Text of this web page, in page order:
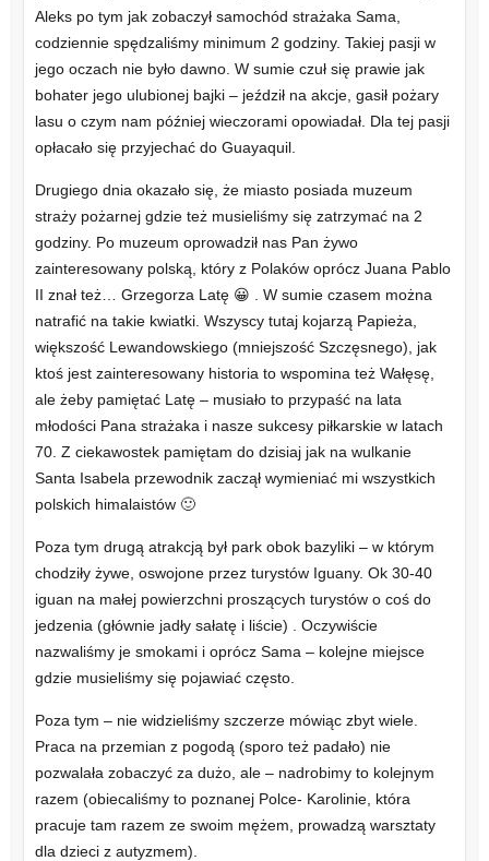
Aleks po tym jak zobaczył samochód strażaka Sama,
codziennie spędzaliśmy minimum 2 godziny. Takiej pasji w
jego oczach nie było dawno. W sumie czuł się prawie jak
bohater jego ulubionej bajki – jeździł na akcje, gasił pożary
lasu o czym nam później wieczorami opowiadał. Dla tej pasji
opłacało się przyjechać do Guayaquil.
Drugiego dnia okazało się, że miasto posiada muzeum
straży pożarnej gdzie też musieliśmy się zatrzymać na 2
godziny. Po muzeum oprowadził nas Pan żywo
zainteresowany polską, który z Polaków oprócz Juana Pablo
II znał też… Grzegorza Latę 😀 . W sumie czasem można
natrafić na takie kwiatki. Wszyscy tutaj kojarzą Papieża,
większość Lewandowskiego (mniejszość Szczęsnego), jak
ktoś jest zainteresowany historia to wspomina też Wałęsę,
ale żeby pamiętać Latę – musiało to przypaść na lata
młodości Pana strażaka i nasze sukcesy piłkarskie w latach
70. Z ciekawostek pamiętam do dzisiaj jak na wulkanie
Santa Isabela przewodnik zaczął wymieniać mi wszystkich
polskich himalaistów 🙂
Poza tym drugą atrakcją był park obok bazyliki – w którym
chodziły żywe, oswojone przez turystów Iguany. Ok 30-40
iguan na małej powierzchni proszących turystów o coś do
jedzenia (głównie jadły sałatę i liście) . Oczywiście
nazwaliśmy je smokami i oprócz Sama – kolejne miejsce
gdzie musieliśmy się pojawiać często.
Poza tym – nie widzieliśmy szczerze mówiąc zbyt wiele.
Praca na przemian z pogodą (sporo też padało) nie
pozwalała zobaczyć za dużo, ale – nadrobimy to kolejnym
razem (obiecaliśmy to poznanej Polce- Karolinie, która
pracuje tam razem ze swoim mężem, prowadzą warsztaty
dla dzieci z autyzmem).